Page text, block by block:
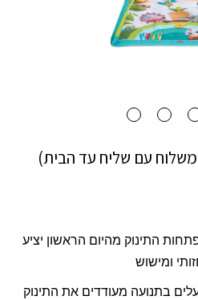
עם שליח עד הבית)
התינוק מהיום הראשון יציע
ומישוש
בתנועה מעודדים את התינוק